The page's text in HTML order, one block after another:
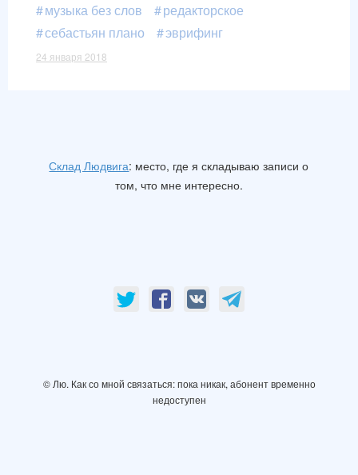
музыка без слов
редакторское
себастьян плано
эврифинг
24 января 2018
Склад Людвига: место, где я складываю записи о
том, что мне интересно.
© Лю. Как со мной связаться: пока никак, абонент временно
недоступен